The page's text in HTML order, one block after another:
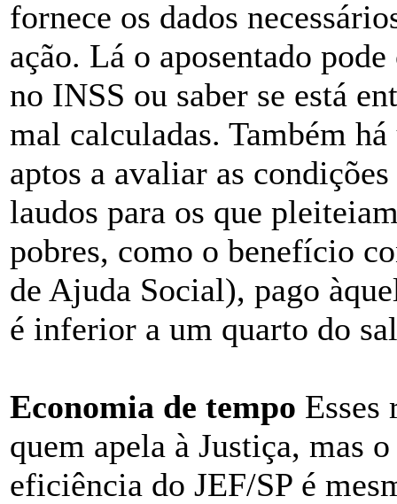
fornece os dados
ação. Lá o aposentado
no INSS ou saber se está
mal calculadas. Também
aptos a avaliar as
laudos para os que
pobres, como o benefício
de Ajuda Social), pago
é inferior a um quarto do
Economia de tempo
quem apela à Justiça, mas
eficiência do JEF/SP é